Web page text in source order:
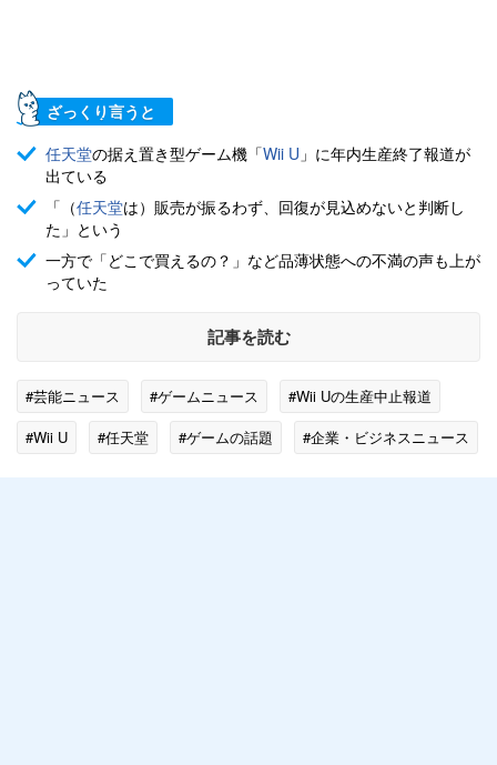
ざっくり言うと
任天堂の据え置き型ゲーム機「Wii U 」に年内生産終了報道が
出ている
「（任天堂は）販売が振るわず、回復が見込めないと判断し
た」という
一方で「どこで買えるの？」など品薄状態への不満の声も上が
っていた
記事を読む
#芸能ニュース #ゲームニュース
#Wii Uの生産中止報道
#Wii U
#任天堂 #ゲームの話題 #企業・ビジネスニュース